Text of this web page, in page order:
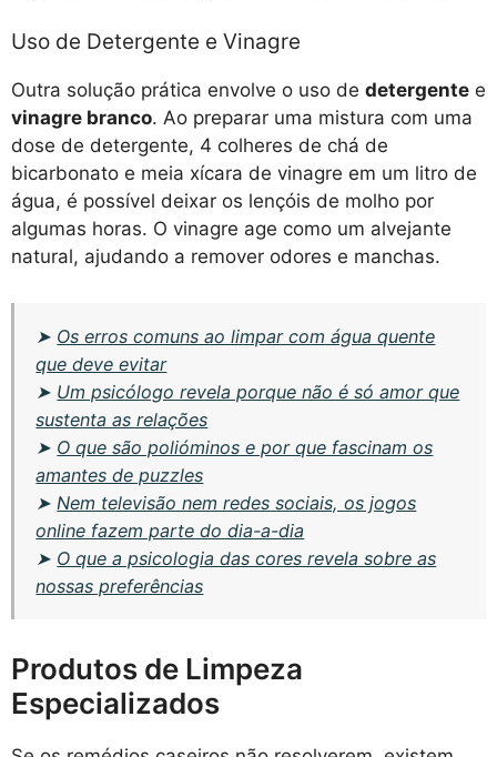
Uso de Detergente e Vinagre
Outra solução prática envolve o uso de detergente e
vinagre branco. Ao preparar uma mistura com uma
dose de detergente, 4 colheres de chá de
bicarbonato e meia xícara de vinagre em um litro de
água, é possível deixar os lençóis de molho por
algumas horas. O vinagre age como um alvejante
natural, ajudando a remover odores e manchas.
➤ Os erros comuns ao limpar com água quente
que deve evitar
➤ Um psicólogo revela porque não é só amor que
sustenta as relações
➤ O que são polióminos e por que fascinam os
amantes de puzzles
➤ Nem televisão nem redes sociais, os jogos
online fazem parte do dia-a-dia
➤ O que a psicologia das cores revela sobre as
nossas preferências
Produtos de Limpeza
Especializados